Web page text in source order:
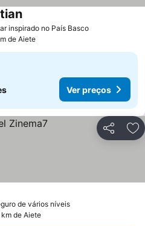
inspirado no País BascoVer preços
Ver preços
de Aiete
Ver preços
Partilhar
de vários níveisVer preços
km de Aiete